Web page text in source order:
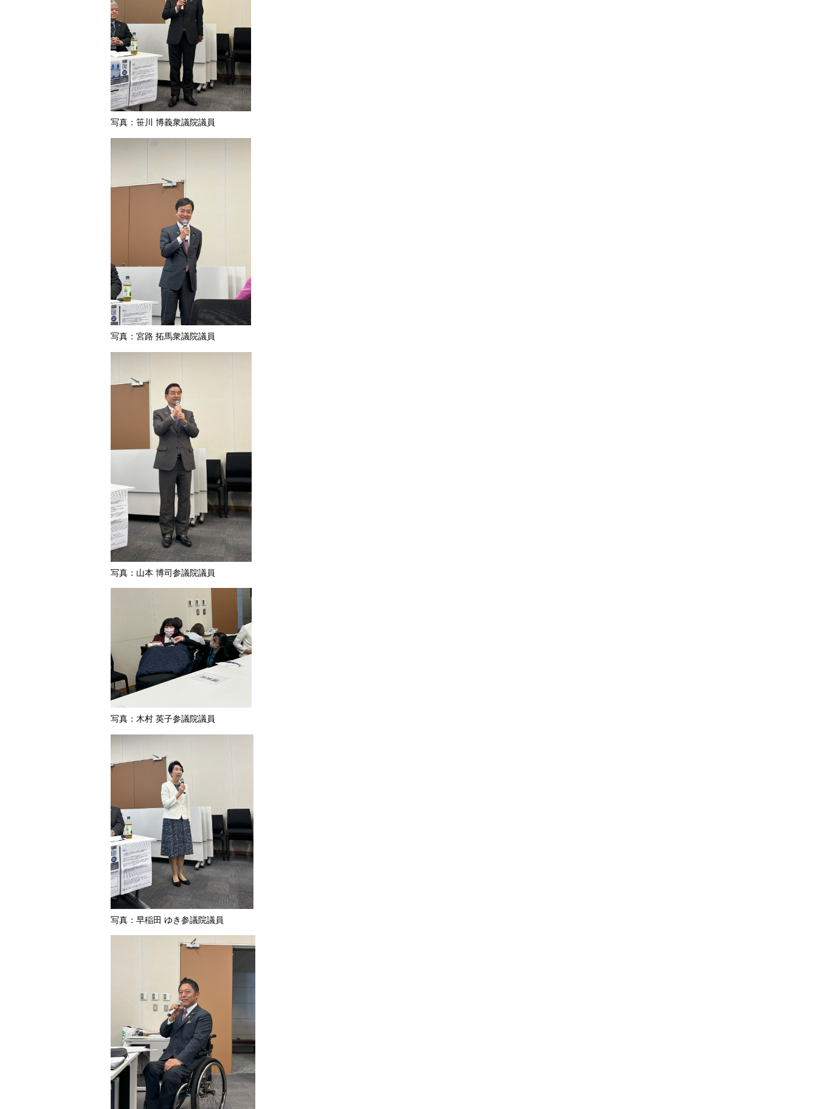
写真：笹川 博義衆議院議員
写真：宮路 拓馬衆議院議員
写真：山本 博司参議院議員
写真：木村 英子参議院議員
写真：早稲田 ゆき参議院議員